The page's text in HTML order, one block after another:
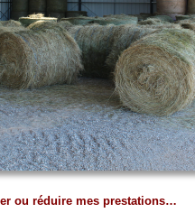
ou réduire mes prestations…